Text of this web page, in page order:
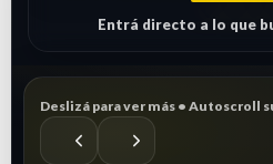
Entrá directo a lo que
Deslizá para ver más • Autoscroll